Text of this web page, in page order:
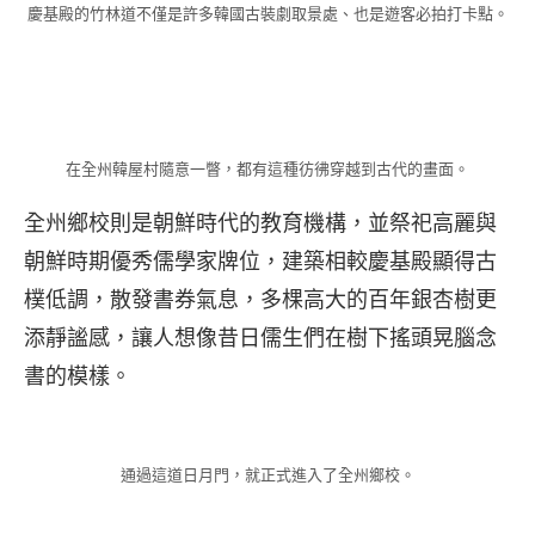
慶基殿的竹林道不僅是許多韓國古裝劇取景處、也是遊客必拍打卡點。
在全州韓屋村隨意一瞥，都有這種彷彿穿越到古代的畫面。
全州鄉校則是朝鮮時代的教育機構，並祭祀高麗與
朝鮮時期優秀儒學家牌位，建築相較慶基殿顯得古
樸低調，散發書券氣息，多棵高大的百年銀杏樹更
添靜謐感，讓人想像昔日儒生們在樹下搖頭晃腦念
書的模樣。
通過這道日月門，就正式進入了全州鄉校。